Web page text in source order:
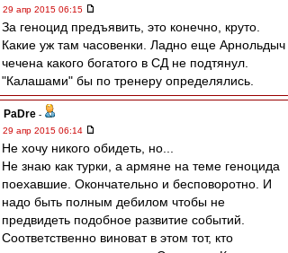
29 апр 2015 06:15
За геноцид предъявить, это конечно, круто.
Какие уж там часовенки. Ладно еще Арнольдыч
чечена какого богатого в СД не подтянул.
"Калашами" бы по тренеру определялись.
PaDre -
29 апр 2015 06:14
Не хочу никого обидеть, но...
Не знаю как турки, а армяне на теме геноцида
поехавшие. Окончательно и бесповоротно. И
надо быть полным дебилом чтобы не
предвидеть подобное развитие событий.
Соответственно виноват в этом тот, кто